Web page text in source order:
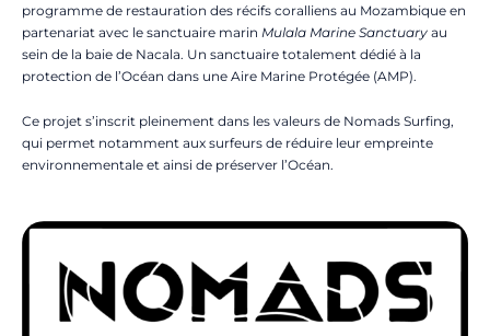
programme de restauration des récifs coralliens au Mozambique en
partenariat avec le sanctuaire marin Mulala Marine Sanctuary au
sein de la baie de Nacala. Un sanctuaire totalement dédié à la
protection de l’Océan dans une Aire Marine Protégée (AMP).
Ce projet s’inscrit pleinement dans les valeurs de Nomads Surfing,
qui permet notamment aux surfeurs de réduire leur empreinte
environnementale et ainsi de préserver l’Océan.